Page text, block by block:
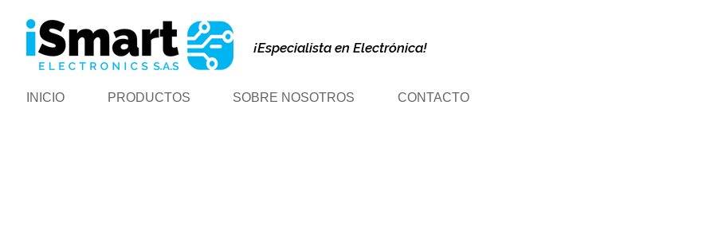
¡Especialista en Electrónica!
INICIO PRODUCTOS SOBRE NOSOTROS CONTACTO